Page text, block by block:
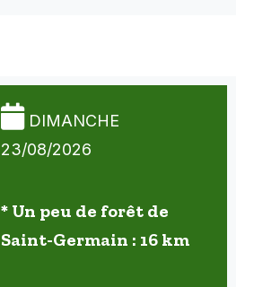
DIMANCHE
23/08/2026
* Un peu de forêt de
Saint-Germain : 16 km